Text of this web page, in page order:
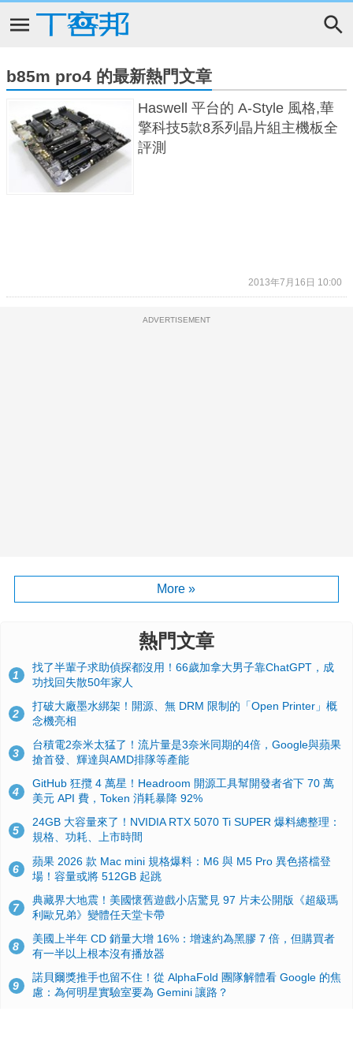
b85m pro4 的最新熱門文章
Haswell 平台的 A-Style 風格,華
擎科技5款8系列晶片組主機板全
評測
2013年7月16日 10:00
ADVERTISEMENT
More »
熱門文章
1
找了半輩子求助偵探都沒用！66歲加拿大男子靠ChatGPT，成
功找回失散50年家人
2
打破大廠墨水綁架！開源、無 DRM 限制的「Open Printer」概
念機亮相
3
台積電2奈米太猛了！流片量是3奈米同期的4倍，Google與蘋果
搶首發、輝達與AMD排隊等產能
4
GitHub 狂攬 4 萬星！Headroom 開源工具幫開發者省下 70 萬
美元 API 費，Token 消耗暴降 92%
5
24GB 大容量來了！NVIDIA RTX 5070 Ti SUPER 爆料總整理：
規格、功耗、上市時間
6
蘋果 2026 款 Mac mini 規格爆料：M6 與 M5 Pro 異色搭檔登
場！容量或將 512GB 起跳
7
典藏界大地震！美國懷舊遊戲小店驚見 97 片未公開版《超級瑪
利歐兄弟》變體任天堂卡帶
8
美國上半年 CD 銷量大增 16%：增速約為黑膠 7 倍，但購買者
有一半以上根本沒有播放器
9
諾貝爾獎推手也留不住！從 AlphaFold 團隊解體看 Google 的焦
慮：為何明星實驗室要為 Gemini 讓路？